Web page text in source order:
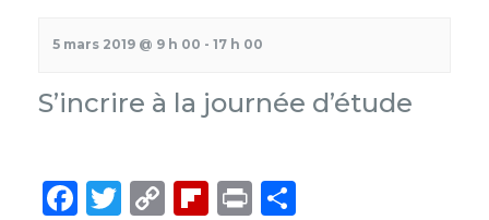
5 mars 2019 @ 9 h 00 - 17 h 00
S’incrire à la journée d’étude
Facebook
Twitter
CopyFlipboard
Print